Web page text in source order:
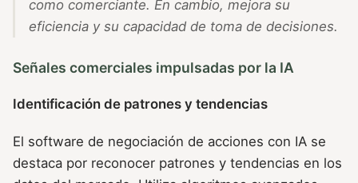
como comerciante. En cambio, mejora su
eficiencia y su capacidad de toma de decisiones.
Señales comerciales impulsadas por la IA
Identificación de patrones y tendencias
El software de negociación de acciones con IA se
destaca por reconocer patrones y tendencias en los